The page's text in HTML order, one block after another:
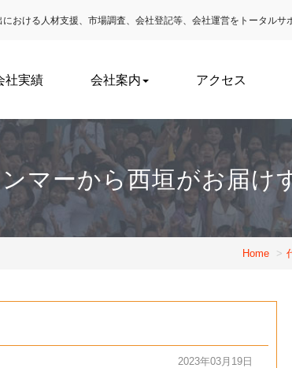
における 人材支援、市場調査、会社登記等、会社運営をトータルサ
社実績 会社案内 アクセス
マーから西垣がお届け
Home
2023年03月19日